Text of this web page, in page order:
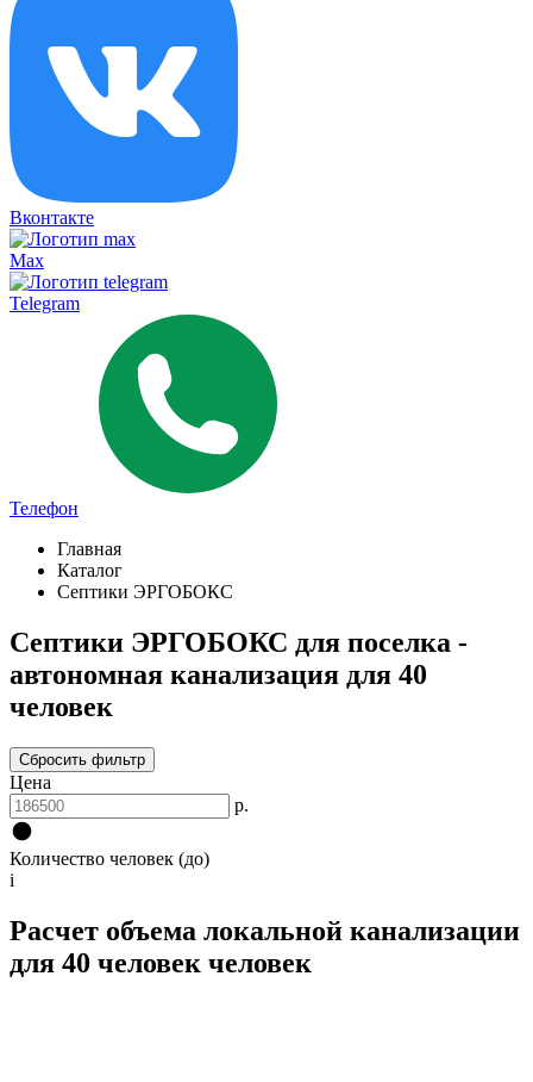
Вконтакте
Max
Telegram
Телефон
Главная
Каталог
Септики ЭРГОБОКС
Септики ЭРГОБОКС для поселка -
автономная канализация для 40
человек
Сбросить фильтр
Цена
р.
Количество человек (до)
i
Расчет объема локальной канализации
для 40 человек человек